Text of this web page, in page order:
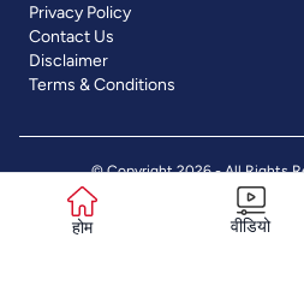
होम वीडियो
Privacy Policy
Contact Us
Disclaimer
Terms & Conditions
© Copyright 2026 - All Rights